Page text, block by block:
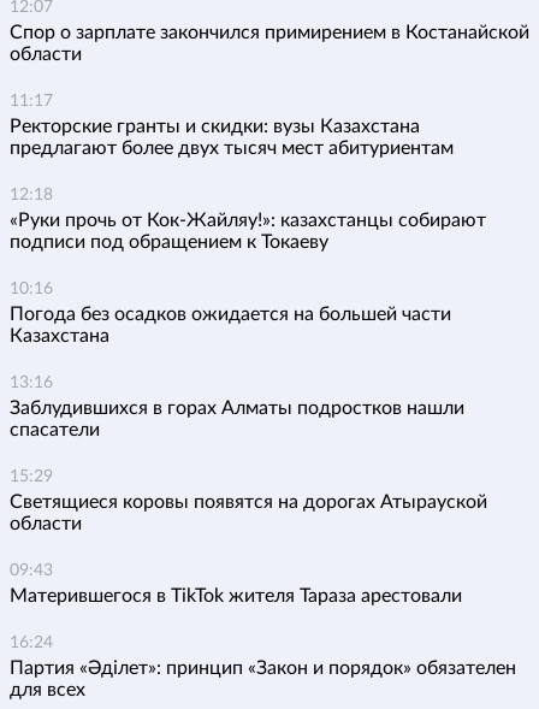
12:07
Спор о зарплате закончился примирением в Костанайской
области
11:17
Ректорские гранты и скидки: вузы Казахстана
предлагают более двух тысяч мест абитуриентам
12:18
«Руки прочь от Кок-Жайляу!»: казахстанцы собирают
подписи под обращением к Токаеву
10:16
Погода без осадков ожидается на большей части
Казахстана
13:16
Заблудившихся в горах Алматы подростков нашли
спасатели
15:29
Светящиеся коровы появятся на дорогах Атырауской
области
09:43
Матерившегося в TikTok жителя Тараза арестовали
16:24
Партия «Әділет»: принцип «Закон и порядок» обязателен
для всех